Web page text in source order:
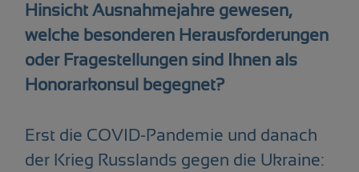
Hinsicht Ausnahmejahre gewesen,
welche besonderen Herausforderungen
oder Fragestellungen sind Ihnen als
Honorarkonsul begegnet?
Erst die COVID-Pandemie und danach
der Krieg Russlands gegen die Ukraine: